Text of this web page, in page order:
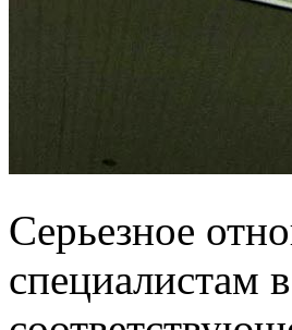
Серьезное
специалистам